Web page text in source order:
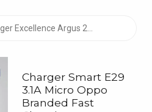
Charger Smart E29
3.1A Micro Oppo
Branded Fast